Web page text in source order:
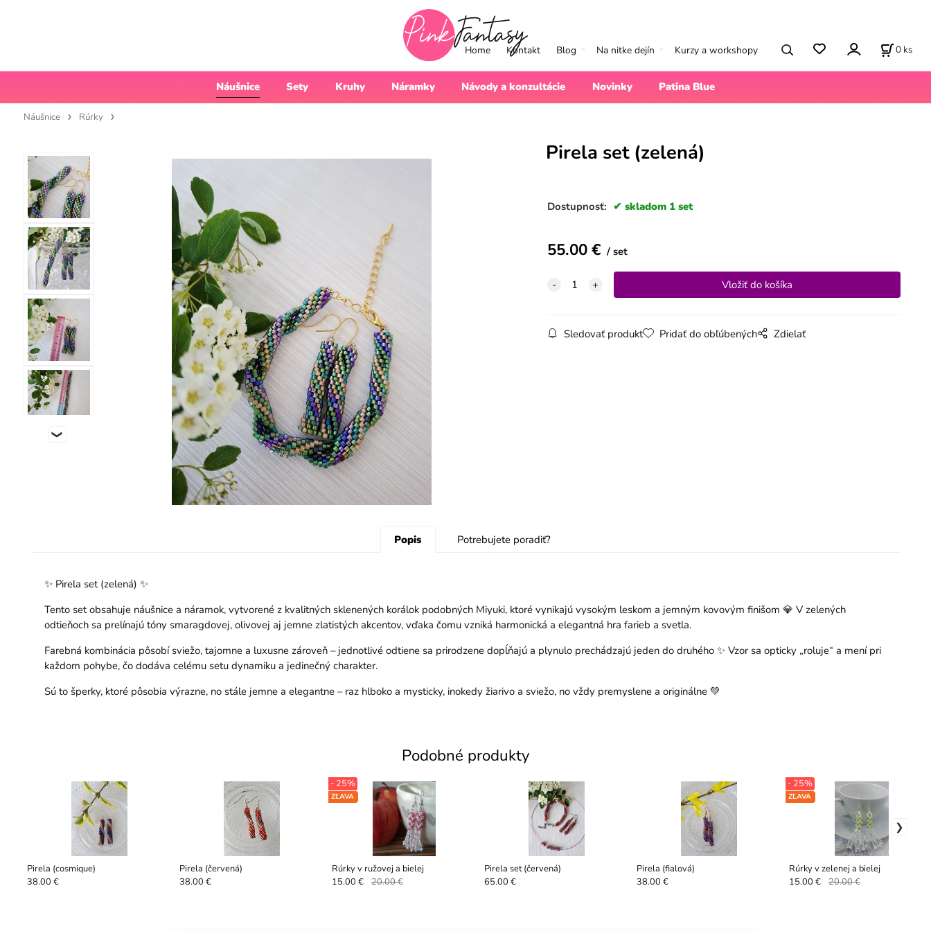
Náušnice Sety Kruhy Náramky Návody a konzultácie Novinky Patina Blue
Home Kontakt Blog Na nitke dejín Kurzy a workshopy 0 ks
Náušnice Rúrky
Pirela set (zelená)
Dostupnosť: skladom 1 set
55.00€ set
Sledovať produkt Pridať do obľúbených Zdielať
Popis Potrebujete poradiť?
✨ Pirela set (zelená) ✨
Tento set obsahuje náušnice a náramok, vytvorené z kvalitných sklenených korálok podobných Miyuki, ktoré vynikajú vysokým leskom a jemným kovovým finišom 💎 V zelených
odtieňoch sa prelínajú tóny smaragdovej, olivovej aj jemne zlatistých akcentov, vďaka čomu vzniká harmonická a elegantná hra farieb a svetla.
Farebná kombinácia pôsobí sviežo, tajomne a luxusne zároveň – jednotlivé odtiene sa prirodzene dopĺňajú a plynulo prechádzajú jeden do druhého ✨ Vzor sa opticky „roluje“ a mení pri
každom pohybe, čo dodáva celému setu dynamiku a jedinečný charakter.
Sú to šperky, ktoré pôsobia výrazne, no stále jemne a elegantne – raz hlboko a mysticky, inokedy žiarivo a sviežo, no vždy premyslene a originálne 💚
Podobné produkty
Pirela (cosmique)
38.00 €
Pirela (červená)
38.00 €
Rúrky v ružovej a bielej
ZĽAVA
- 25%
15.00 € 20.00 €
Pirela set (červená)
65.00 €
Pirela (fialová)
38.00 €
Rúrky v zelenej a bielej
ZĽAVA
- 25%
15.00 € 20.00 €